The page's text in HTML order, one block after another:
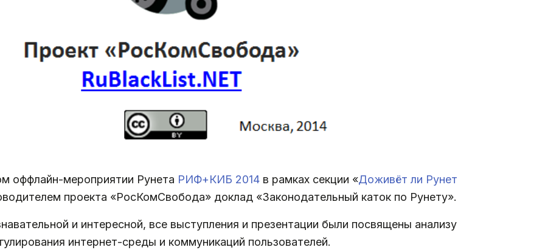
оффлайн-мероприятии Рунета РИФ+КИБ 2014 в рамках секции «Доживёт ли Рунет
проекта «РосКомСвобода» доклад «Законодательный каток по Рунету».
и интересной, все выступления и презентации были посвящены анализу
интернет-среды и коммуникаций пользователей.